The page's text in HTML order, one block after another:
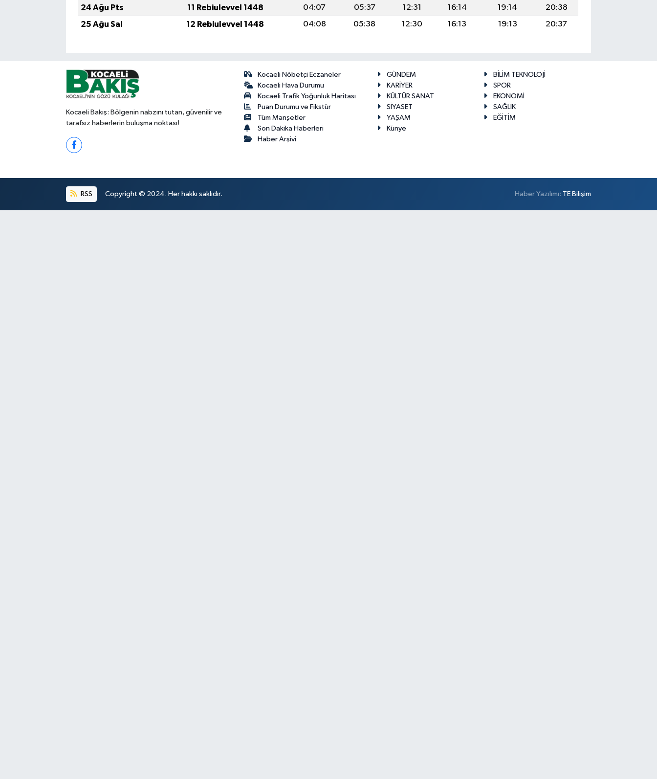
24 Ağu Pts
11 Rebiulevvel 1448 04:07 05:37 12:31 16:14 19:14
20:38
25 Ağu Sal
12 Rebiulevvel 1448 04:08 05:38 12:30 16:13 19:13 20:37
Kocaeli Bakış: Bölgenin nabzını tutan, güvenilir ve
tarafsız haberlerin buluşma noktası!
Kocaeli Nöbetçi Eczaneler
Kocaeli Hava Durumu
Kocaeli Trafik Yoğunluk Haritası
Puan Durumu ve Fikstür
Tüm Manşetler
Son Dakika Haberleri
Haber Arşivi
GÜNDEM
BİLİM TEKNOLOJİ
KARİYER
SPOR
KÜLTÜR SANAT
EKONOMİ
SİYASET
SAĞLIK
YAŞAM
EĞİTİM
Künye
RSS Copyright © 2024. Her hakkı saklıdır. Haber Yazılımı: TE Bilişim